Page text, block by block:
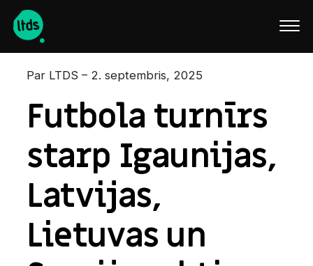
Par LTDS – 2. septembris, 2025
Futbola turnīrs
starp Igaunijas,
Latvijas,
Lietuvas un